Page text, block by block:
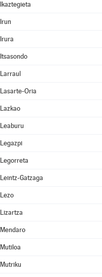
Ikaztegieta
Irun
Irura
Itsasondo
Larraul
Lasarte-Oria
Lazkao
Leaburu
Legazpi
Legorreta
Leintz-Gatzaga
Lezo
Lizartza
Mendaro
Mutiloa
Mutriku